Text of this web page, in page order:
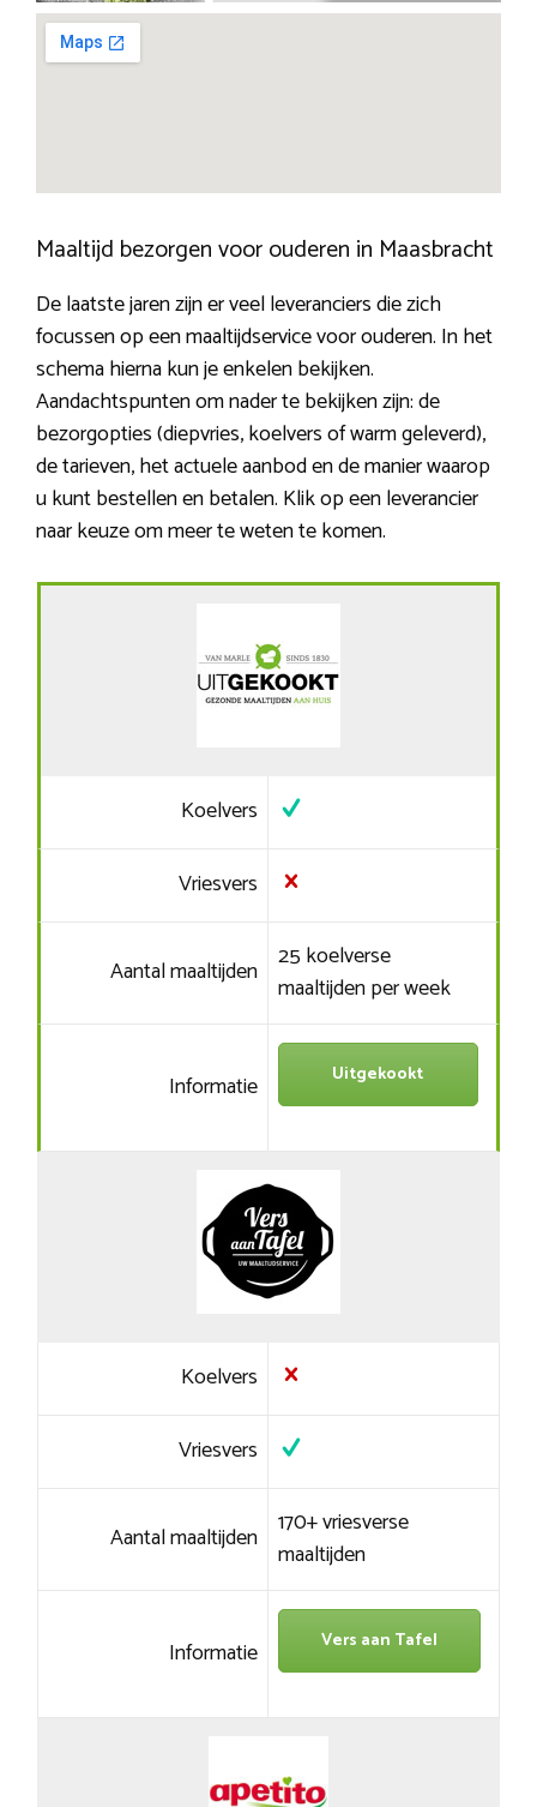
Maaltijd bezorgen voor ouderen in Maasbracht
De laatste jaren zijn er veel leveranciers die zich
focussen op een maaltijdservice voor ouderen. In het
schema hierna kun je enkelen bekijken.
Aandachtspunten om nader te bekijken zijn: de
bezorgopties (diepvries, koelvers of warm geleverd),
de tarieven, het actuele aanbod en de manier waarop
u kunt bestellen en betalen. Klik op een leverancier
naar keuze om meer te weten te komen.
Koelvers
Vriesvers
Aantal maaltijden 25 koelverse
maaltijden per week
Informatie Uitgekookt
Koelvers
Vriesvers
Aantal maaltijden 170+ vriesverse
maaltijden
Informatie Vers aan Tafel